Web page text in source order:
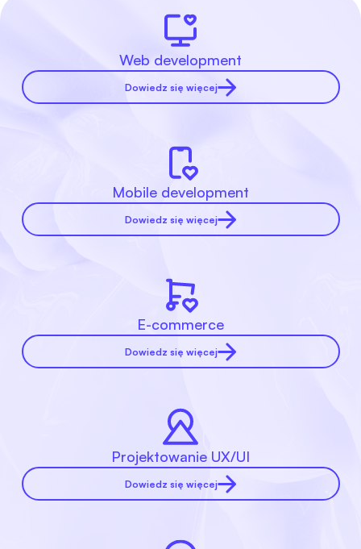
Web development
Dowiedz się więcej
Mobile development
Dowiedz się więcej
E-commerce
Dowiedz się więcej
Projektowanie UX/UI
Dowiedz się więcej